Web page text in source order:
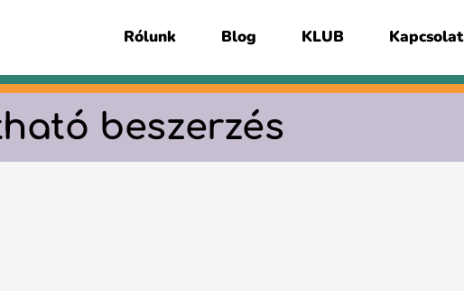
Rólunk Blog KLUB Kapcsolat
beszerzés